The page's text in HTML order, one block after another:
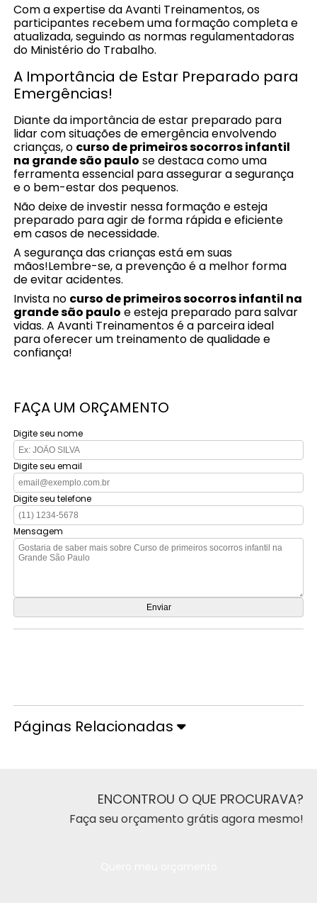
Com a expertise da Avanti Treinamentos, os
participantes recebem uma formação completa e
atualizada, seguindo as normas regulamentadoras
do Ministério do Trabalho.
A Importância de Estar Preparado para
Emergências!
Diante da importância de estar preparado para
lidar com situações de emergência envolvendo
crianças, o curso de primeiros socorros infantil
na grande são paulo se destaca como uma
ferramenta essencial para assegurar a segurança
e o bem-estar dos pequenos.
Não deixe de investir nessa formação e esteja
preparado para agir de forma rápida e eficiente
em casos de necessidade.
A segurança das crianças está em suas
mãos!Lembre-se, a prevenção é a melhor forma
de evitar acidentes.
Invista no curso de primeiros socorros infantil na
grande são paulo e esteja preparado para salvar
vidas. A Avanti Treinamentos é a parceira ideal
para oferecer um treinamento de qualidade e
confiança!
FAÇA UM ORÇAMENTO
Digite seu nome
Digite seu email
Digite seu telefone
Mensagem
Páginas Relacionadas
ENCONTROU O QUE PROCURAVA?
Faça seu orçamento grátis agora mesmo!